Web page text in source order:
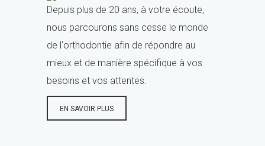
Depuis plus de 20 ans, à votre écoute,
nous parcourons sans cesse le monde
de l'orthodontie afin de répondre au
mieux et de manière spécifique à vos
besoins et vos attentes.
EN SAVOIR PLUS